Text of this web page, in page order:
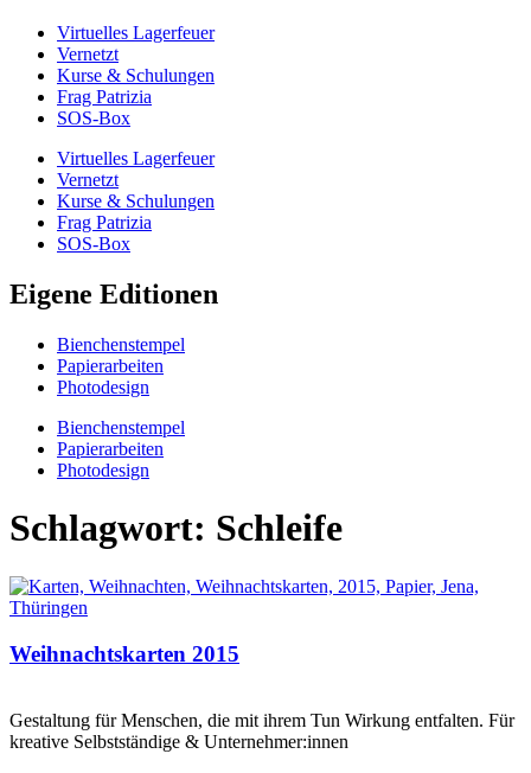
Virtuelles Lagerfeuer
Vernetzt
Kurse & Schulungen
Frag Patrizia
SOS-Box
Virtuelles Lagerfeuer
Vernetzt
Kurse & Schulungen
Frag Patrizia
SOS-Box
Eigene Editionen
Bienchenstempel
Papierarbeiten
Photodesign
Bienchenstempel
Papierarbeiten
Photodesign
Schlagwort: Schleife
Weihnachtskarten 2015
Gestaltung für Menschen, die mit ihrem Tun Wirkung entfalten. Für
kreative Selbstständige & Unternehmer:innen